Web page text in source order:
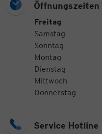
Öffnungszeiten
Öffnungszeiten
Wochentag
Freitag
Samstag
Sonntag
Montag
Dienstag
Mittwoch
Donnerstag
Service Hotline